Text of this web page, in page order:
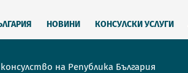
НОВИНИ КОНСУЛСКИ УСЛУГИ
на Република България